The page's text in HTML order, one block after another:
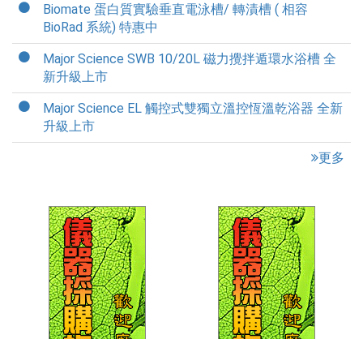
Biomate 蛋白質實驗垂直電泳槽/ 轉漬槽 ( 相容
BioRad 系統) 特惠中
Major Science SWB 10/20L 磁力攪拌遁環水浴槽 全
新升級上市
Major Science EL 觸控式雙獨立溫控恆溫乾浴器 全新
升級上市
更多